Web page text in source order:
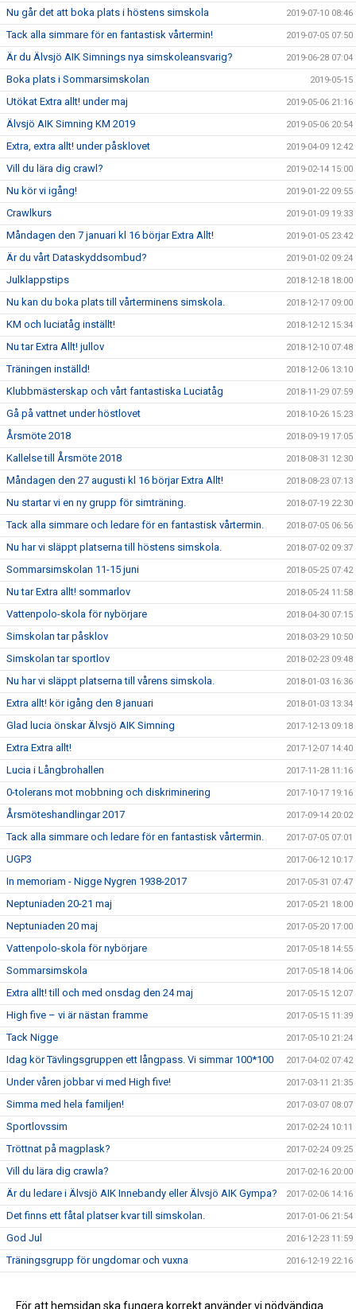
Nu går det att boka plats i höstens simskola 2019-07-10 08:46
Tack alla simmare för en fantastisk vårtermin! 2019-07-05 07:50
Är du Älvsjö AIK Simnings nya simskoleansvarig? 2019-06-28 07:04
Boka plats i Sommarsimskolan 2019-05-15
Utökat Extra allt! under maj 2019-05-06 21:16
Älvsjö AIK Simning KM 2019 2019-05-06 20:54
Extra, extra allt! under påsklovet 2019-04-09 12:42
Vill du lära dig crawl? 2019-02-14 15:00
Nu kör vi igång! 2019-01-22 09:55
Crawlkurs 2019-01-09 19:33
Måndagen den 7 januari kl 16 börjar Extra Allt! 2019-01-05 23:42
Är du vårt Dataskyddsombud? 2019-01-02 09:24
Julklappstips 2018-12-18 18:00
Nu kan du boka plats till vårterminens simskola. 2018-12-17 09:00
KM och luciatåg inställt! 2018-12-12 15:34
Nu tar Extra Allt! jullov 2018-12-10 07:48
Träningen inställd! 2018-12-06 13:10
Klubbmästerskap och vårt fantastiska Luciatåg 2018-11-29 07:59
Gå på vattnet under höstlovet 2018-10-26 15:23
Årsmöte 2018 2018-09-19 17:05
Kallelse till Årsmöte 2018 2018-08-31 12:30
Måndagen den 27 augusti kl 16 börjar Extra Allt! 2018-08-23 07:13
Nu startar vi en ny grupp för simträning. 2018-07-19 22:30
Tack alla simmare och ledare för en fantastisk vårtermin. 2018-07-05 06:56
Nu har vi släppt platserna till höstens simskola. 2018-07-02 09:37
Sommarsimskolan 11-15 juni 2018-05-25 07:42
Nu tar Extra allt! sommarlov 2018-05-24 11:58
Vattenpolo-skola för nybörjare 2018-04-30 07:15
Simskolan tar påsklov 2018-03-29 10:50
Simskolan tar sportlov 2018-02-23 09:48
Nu har vi släppt platserna till vårens simskola. 2018-01-03 16:36
Extra allt! kör igång den 8 januari 2018-01-03 13:34
Glad lucia önskar Älvsjö AIK Simning 2017-12-13 09:18
Extra Extra allt! 2017-12-07 14:40
Lucia i Långbrohallen 2017-11-28 11:16
0-tolerans mot mobbning och diskriminering 2017-10-17 19:16
Årsmöteshandlingar 2017 2017-09-14 20:02
Tack alla simmare och ledare för en fantastisk vårtermin. 2017-07-05 07:01
UGP3 2017-06-12 10:17
In memoriam - Nigge Nygren 1938-2017 2017-05-31 07:47
Neptuniaden 20-21 maj 2017-05-21 18:00
Neptuniaden 20 maj 2017-05-20 17:00
Vattenpolo-skola för nybörjare 2017-05-18 14:55
Sommarsimskola 2017-05-18 14:06
Extra allt! till och med onsdag den 24 maj 2017-05-15 12:07
High five – vi är nästan framme 2017-05-15 11:39
Tack Nigge 2017-05-10 21:24
Idag kör Tävlingsgruppen ett långpass. Vi simmar 100*100 2017-04-02 07:42
Under våren jobbar vi med High five! 2017-03-11 21:35
Simma med hela familjen! 2017-03-07 08:07
Sportlovssim 2017-02-24 10:11
Tröttnat på magplask? 2017-02-24 09:25
Vill du lära dig crawla? 2017-02-16 20:00
Är du ledare i Älvsjö AIK Innebandy eller Älvsjö AIK Gympa? 2017-02-06 14:16
Det finns ett fåtal platser kvar till simskolan. 2017-01-06 21:54
God Jul 2016-12-23 11:59
Träningsgrupp för ungdomar och vuxna 2016-12-19 22:16
Extra allt tar jullov 2016-12-14 09:39
För att hemsidan ska fungera korrekt använder vi nödvändiga